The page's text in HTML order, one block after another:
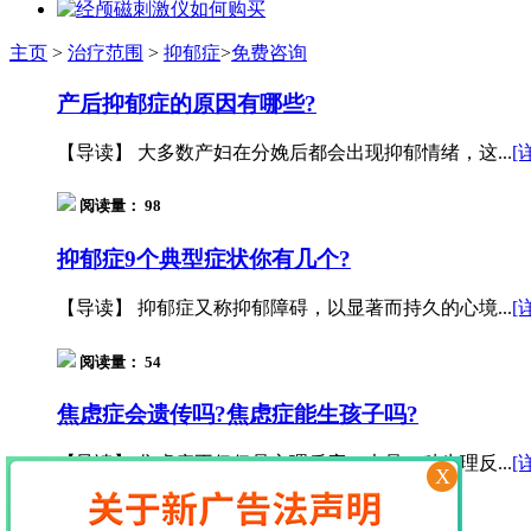
主页 > 治疗范围 > 抑郁症>免费咨询
产后抑郁症的原因有哪些?
【导读】 大多数产妇在分娩后都会出现抑郁情绪，这...[
阅读量： 98
抑郁症9个典型症状你有几个?
【导读】 抑郁症又称抑郁障碍，以显著而持久的心境...[
阅读量： 54
焦虑症会遗传吗?焦虑症能生孩子吗?
【导读】 焦虑症不仅仅是心理反应，也是一种生理反...[
阅读量： 110
X